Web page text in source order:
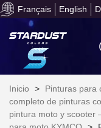
Français English
Inicio > Pinturas para
completo de pinturas
pintura moto y scooter